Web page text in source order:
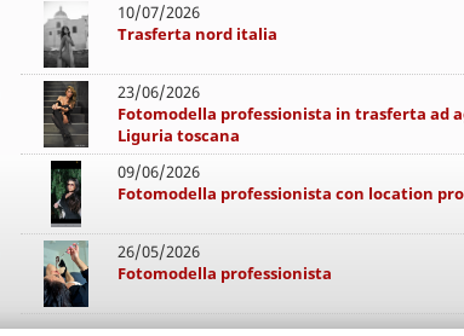
10/07/2026
Trasferta nord italia
23/06/2026
Fotomodella professionista in trasferta ad
Liguria toscana
09/06/2026
Fotomodella professionista con location
26/05/2026
Fotomodella professionista